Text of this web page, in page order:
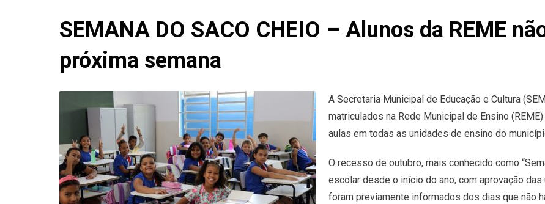
SEMANA DO SACO CHEIO – Alunos da REME
próxima semana
A Secretaria Municipal de Educação e Cultura
matriculados na Rede Municipal de Ensino
aulas em todas as unidades de ensino do
O recesso de outubro, mais conhecido como
escolar desde o início do ano, com aprovação
foram previamente informados dos dias que não